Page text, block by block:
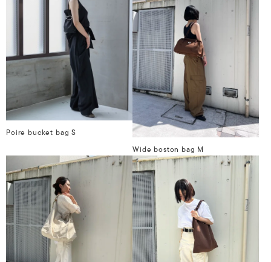
Poire bucket bag S
Wide boston bag M